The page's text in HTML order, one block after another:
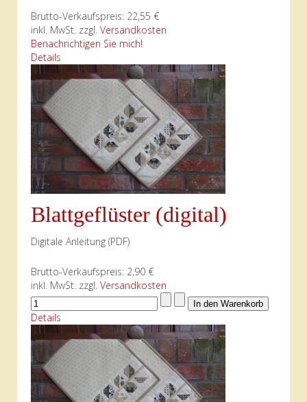
Brutto-Verkaufspreis: 22,55 €
inkl. MwSt. zzgl. Versandkosten
Benachrichtigen Sie mich!
Details
Blattgeflüster (digital)
Digitale Anleitung (PDF)
Brutto-Verkaufspreis: 2,90 €
inkl. MwSt. zzgl. Versandkosten
Details